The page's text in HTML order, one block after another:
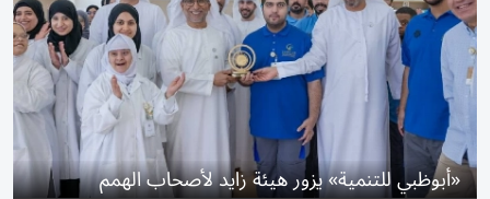
«أبوظبي للتنمية» يزور هيئة زايد لأصحاب الهمم